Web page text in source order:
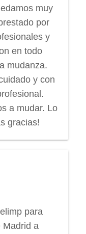
muy
por
y
en todo
mudanza.
y con
a mudar. Lo
gracias!
para
Madrid a